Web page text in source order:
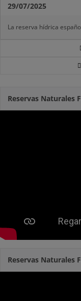
29/07/2025
La reserva hídrica
Reservas Naturales
Reservas Naturales